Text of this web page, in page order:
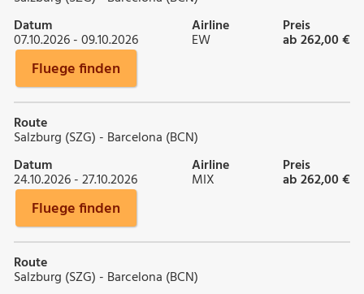
Datum
07.10.2026 - 09.10.2026
Airline
EW
Preis
ab 262,00 €
Fluege finden
Route
Salzburg (SZG) - Barcelona (BCN)
Datum
24.10.2026 - 27.10.2026
Airline
MIX
Preis
ab 262,00 €
Fluege finden
Route
Salzburg (SZG) - Barcelona (BCN)